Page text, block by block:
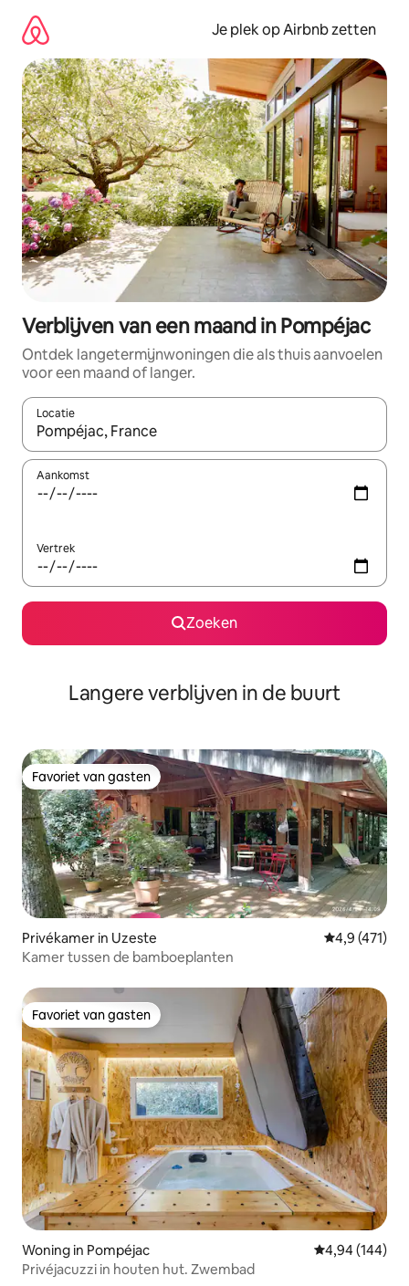
direct
naar
inhoud
Je plek op Airbnb zetten
Verblijven van een maand in Pompéjac
Ontdek langetermijnwoningen die als thuis aanvoelen
voor een maand of langer.
Locatie
Wanneer er resultaten beschikbaar zijn, maak je een keuze
Aankomst
Vertrek
Zoeken
Langere verblijven in de buurt
Favoriet van gasten
Favoriet van gasten
Privékamer in Uzeste Gemiddelde
4,9 (471)
Kamer tussen de bamboeplanten
Favoriet van gasten
Favoriet van gasten
Woning in Pompéjac Gemiddelde
4,94 (144)
Privéjacuzzi in houten hut. Zwembad